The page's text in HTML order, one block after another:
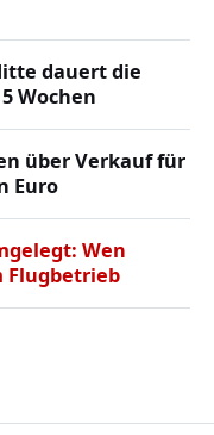
dauert die
Wochen
über Verkauf für
Euro
Wen
Flugbetrieb